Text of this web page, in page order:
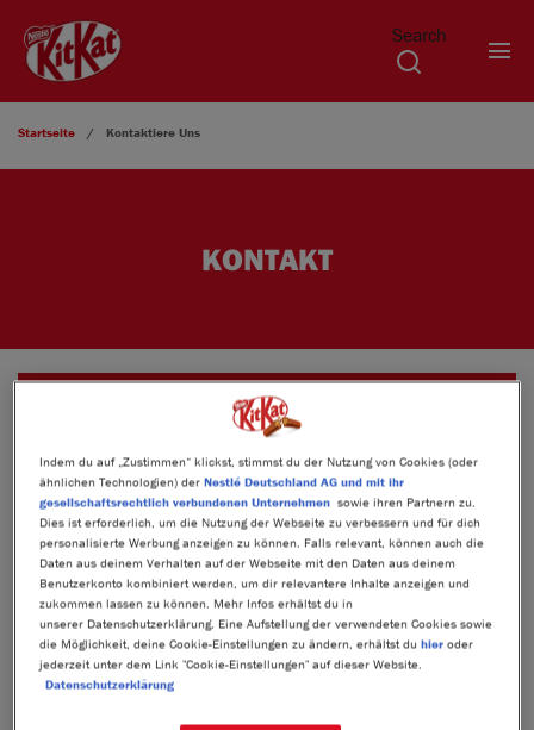
Search
Startseite Kontaktiere Uns
KONTAKT
Indem du auf „Zustimmen“ klickst, stimmst du der Nutzung von Cookies (oder
ähnlichen Technologien) derNestlé Deutschland AG und mit ihr
gesellschaftsrechtlich verbundenen Unternehmen sowie ihren Partnern zu.
Dies ist erforderlich, um die Nutzung der Webseite zu verbessern und für dich
personalisierte Werbung anzeigen zu können. Falls relevant, können auch die
Daten aus deinem Verhalten auf der Webseite mit den Daten aus deinem
Benutzerkonto kombiniert werden, um dir relevantere Inhalte anzeigen und
zukommen lassen zu können. Mehr Infos erhältst du in
unserer Datenschutzerklärung. Eine Aufstellung der verwendeten Cookies sowie
die Möglichkeit, deine Cookie-Einstellungen zu ändern, erhältst duhier oder
jederzeit unter dem Link "Cookie-Einstellungen" auf dieser Website.
Datenschutzerklärung